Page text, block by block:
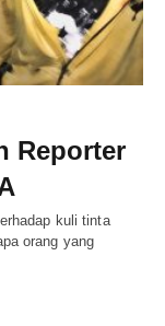
Reporter
kuli tinta
orang yang